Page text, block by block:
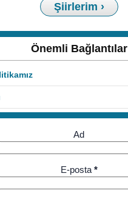
Şiirlerim ›
Önemli Bağlantılar
Ad
E-posta *